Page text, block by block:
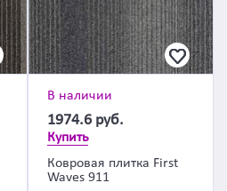
В наличии
1974.6 руб.
Купить
Ковровая плитка First
Waves 911